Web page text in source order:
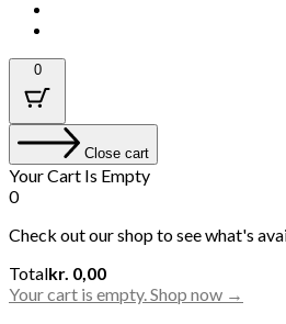
0
Close cart
Your Cart Is Empty
0
Check out our shop to see what's
Cart
Total:
Totalkr. 0,00
Your cart is empty. Shop now →